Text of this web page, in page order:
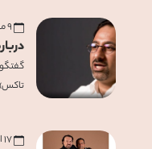
۱۷ اسفند ۱۳۹۷